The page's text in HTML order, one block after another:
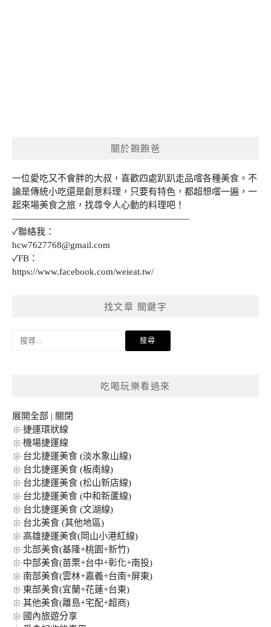
關於飽飽爸
一位愛吃又不會胖的大叔，喜歡四處趴趴走品嚐各種美食。不
論是傳統小吃還是創意料理，只要有特色，都超想嚐一遍，一
起來場美食之旅，找尋令人心動的料理吧！
———————————————————–
✓聯絡我：
hcw7627768@gmail.com
✓FB：
https://www.facebook.com/weieat.tw/
找文章 關鍵字
搜
吃喝玩樂看過來
展開全部 | 關閉
捷運環狀線
機場捷運線
台北捷運美食 (淡水象山線)
台北捷運美食 (板南線)
台北捷運美食 (松山新店線)
台北捷運美食 (中和新蘆線)
台北捷運美食 (文湖線)
台北美食 (其他地區)
高雄捷運美食(岡山小港紅線)
北部美食(基隆+桃園+新竹)
中部美食(苗栗+台中+彰化+南投)
南部美食(雲林+嘉義+台南+屏東)
東部美食(宜蘭+花蓮+台東)
其他美食(離島+宅配+超商)
國內旅遊分享